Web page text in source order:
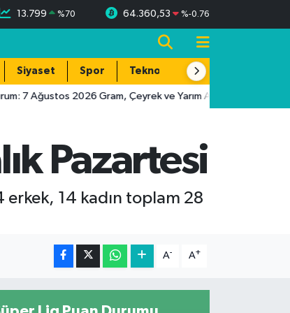
13.799 %70 64.360,53 %-0.76
Siyaset Spor Teknoloji
7 Ağustos 2026 Gram, Çeyrek ve Yarım Altın Fiyatları
Pazartesi
erkek, 14 kadın toplam 28
A- A+